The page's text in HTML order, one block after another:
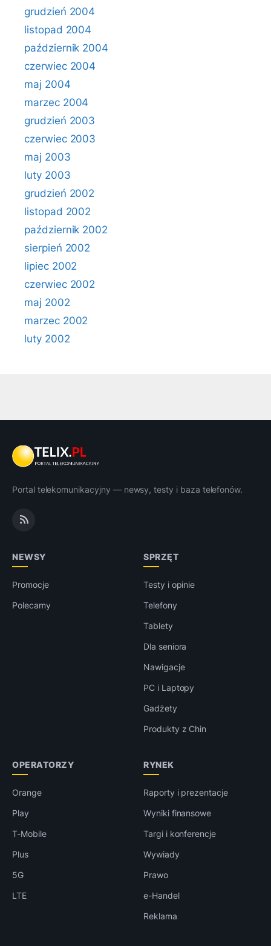
grudzień 2004
listopad 2004
październik 2004
czerwiec 2004
maj 2004
marzec 2004
grudzień 2003
czerwiec 2003
maj 2003
luty 2003
grudzień 2002
listopad 2002
październik 2002
sierpień 2002
lipiec 2002
czerwiec 2002
maj 2002
marzec 2002
luty 2002
Portal telekomunikacyjny — newsy, testy i baza telefonów.
NEWSY
Promocje
Polecamy
SPRZĘT
Testy i opinie
Telefony
Tablety
Dla seniora
Nawigacje
PC i Laptopy
Gadżety
Produkty z Chin
OPERATORZY
Orange
Play
T-Mobile
Plus
5G
LTE
RYNEK
Raporty i prezentacje
Wyniki finansowe
Targi i konferencje
Wywiady
Prawo
e-Handel
Reklama